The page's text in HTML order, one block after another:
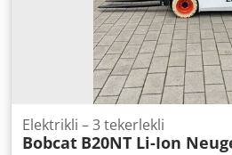
Elektrikli – 3 tekerlekli
Bobcat B20NT Li-Ion